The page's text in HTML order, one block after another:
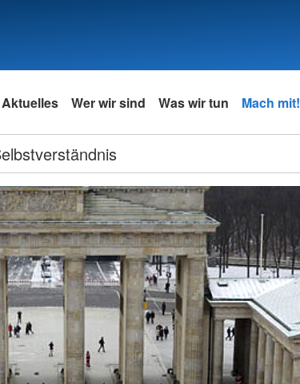
Aktuelles Wer wir sind Was wir tun Mach mit!